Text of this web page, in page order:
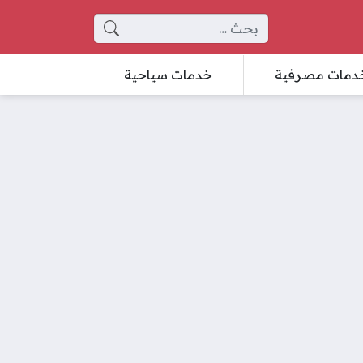
البحث عن:
مصرفية خدمات سياحية